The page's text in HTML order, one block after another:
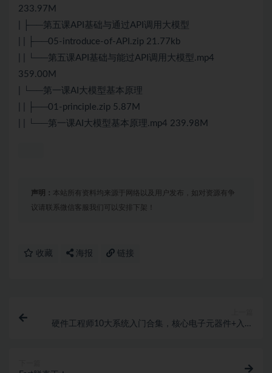
233.97M
| ├──第五课API基础与通过API调用大模型
| | ├──05-introduce-of-API.zip 21.77kb
| | └──第五课API基础与能过API调用大模型.mp4
359.00M
| └──第一课AI大模型基本原理
| | ├──01-principle.zip 5.87M
| | └──第一课AI大模型基本原理.mp4 239.98M
声明： 本站所有资料均来源于网络以及用户发布，如对资源有争
议请联系微信客服我们可以安排下架！
收藏 海报 链接
硬件工程师10大系统入门合集，核心电子元器件+入门